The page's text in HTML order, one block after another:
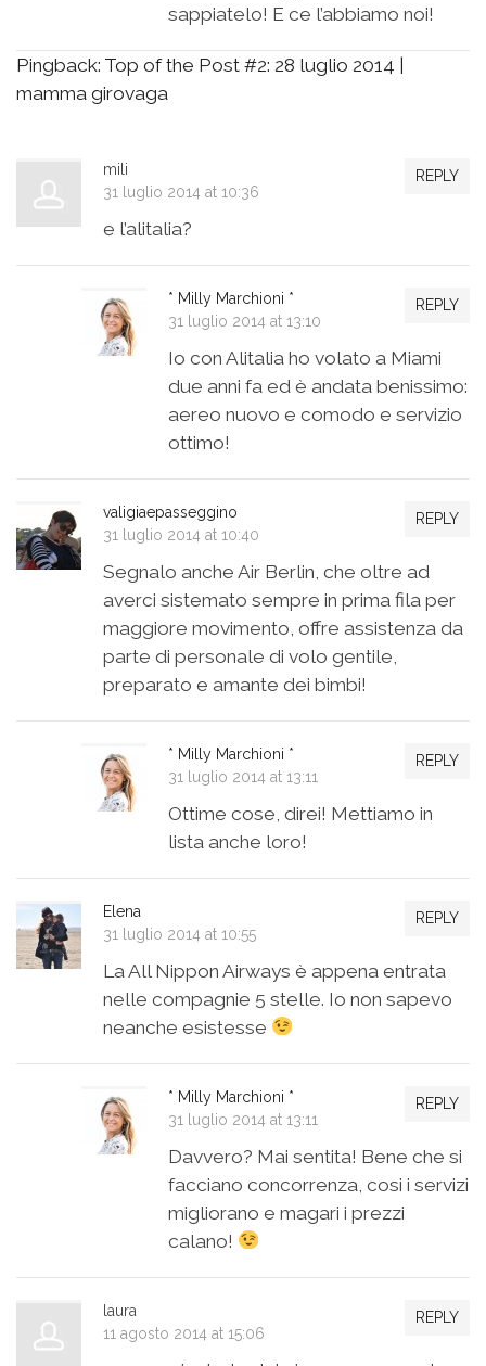
sappiatelo! E ce l’abbiamo noi!
Pingback: Top of the Post #2: 28 luglio 2014 |
mamma girovaga
REPLY
mili
31 luglio 2014 at 10:36
e l’alitalia?
REPLY
* Milly Marchioni *
31 luglio 2014 at 13:10
Io con Alitalia ho volato a Miami
due anni fa ed è andata benissimo:
aereo nuovo e comodo e servizio
ottimo!
REPLY
valigiaepasseggino
31 luglio 2014 at 10:40
Segnalo anche Air Berlin, che oltre ad
averci sistemato sempre in prima fila per
maggiore movimento, offre assistenza da
parte di personale di volo gentile,
preparato e amante dei bimbi!
REPLY
* Milly Marchioni *
31 luglio 2014 at 13:11
Ottime cose, direi! Mettiamo in
lista anche loro!
REPLY
Elena
31 luglio 2014 at 10:55
La All Nippon Airways è appena entrata
nelle compagnie 5 stelle. Io non sapevo
neanche esistesse
REPLY
* Milly Marchioni *
31 luglio 2014 at 13:11
Davvero? Mai sentita! Bene che si
facciano concorrenza, cosi i servizi
migliorano e magari i prezzi
calano!
REPLY
laura
11 agosto 2014 at 15:06